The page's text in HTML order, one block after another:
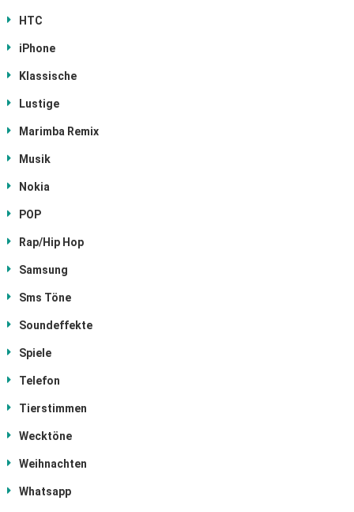
HTC
iPhone
Klassische
Lustige
Marimba Remix
Musik
Nokia
POP
Rap/Hip Hop
Samsung
Sms Töne
Soundeffekte
Spiele
Telefon
Tierstimmen
Wecktöne
Weihnachten
Whatsapp